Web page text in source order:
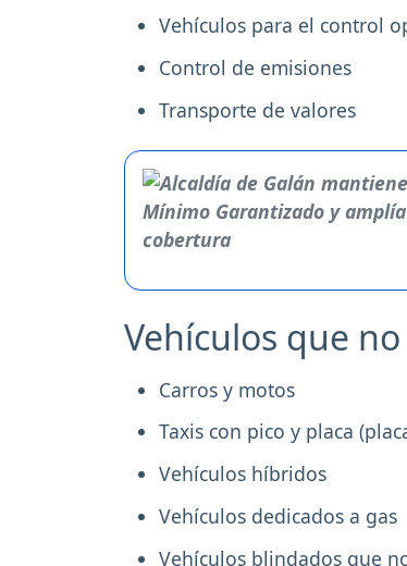
Vehículos para el control
Control de emisiones
Transporte de valores
Vehículos que
Carros y motos
Taxis con pico y placa
Vehículos híbridos
Vehículos dedicados a gas
Vehículos blindados que